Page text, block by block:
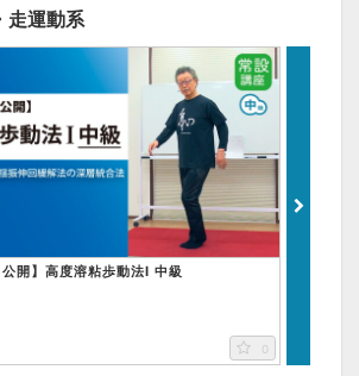
走運動系
開】高度溶粘歩動法Ⅰ 中級
0